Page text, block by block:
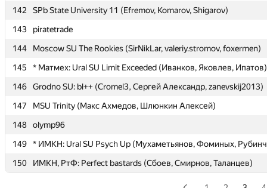
142
SPb State University 11 (Efremov, Komarov, Shigarov)
143
piratetrade
144
Moscow SU The Rookies (SirNikLar, valeriy.stromov, foxermen)
145
* Матмех: Ural SU Limit Exceeded (Иванков, Яковлев, Ипатов)
146
Grodno SU: bl++ (Cromel3, Сергей Александр, zanevskij2013)
147
MSU Trinity (Макс Ахмедов, Шлюнкин Алексей)
148
olymp96
149
* ИМКН: Ural SU Psych Up (Мухаметьянов, Фоминых,
150
ИМКН, РтФ: Perfect bastards (Сбоев, Смирнов, Таланцев)
142
SPb State University 11 (Efremov, Komarov, Shigarov)
143
piratetrade
144
Moscow SU The Rookies (SirNikLar, valeriy.stromov, foxermen)
145
* Матмех: Ural SU Limit Exceeded (Иванков, Яковлев, Ипатов)
146
Grodno SU: bl++ (Cromel3, Сергей Александр, zanevskij2013)
147
MSU Trinity (Макс Ахмедов, Шлюнкин Алексей)
148
olymp96
149
* ИМКН: Ural SU Psych Up (Мухаметьянов, Фоминых,
150
ИМКН, РтФ: Perfect bastards (Сбоев, Смирнов, Таланцев)